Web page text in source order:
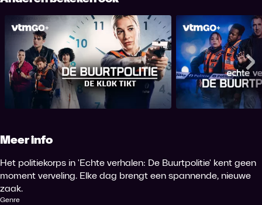
De Buurtpolitie: De Klok Tikt
Echte
Meer info
Het politiekorps in 'Echte verhalen: De Buurtpolitie' kent geen
moment verveling. Elke dag brengt een spannende, nieuwe
zaak.
Genre